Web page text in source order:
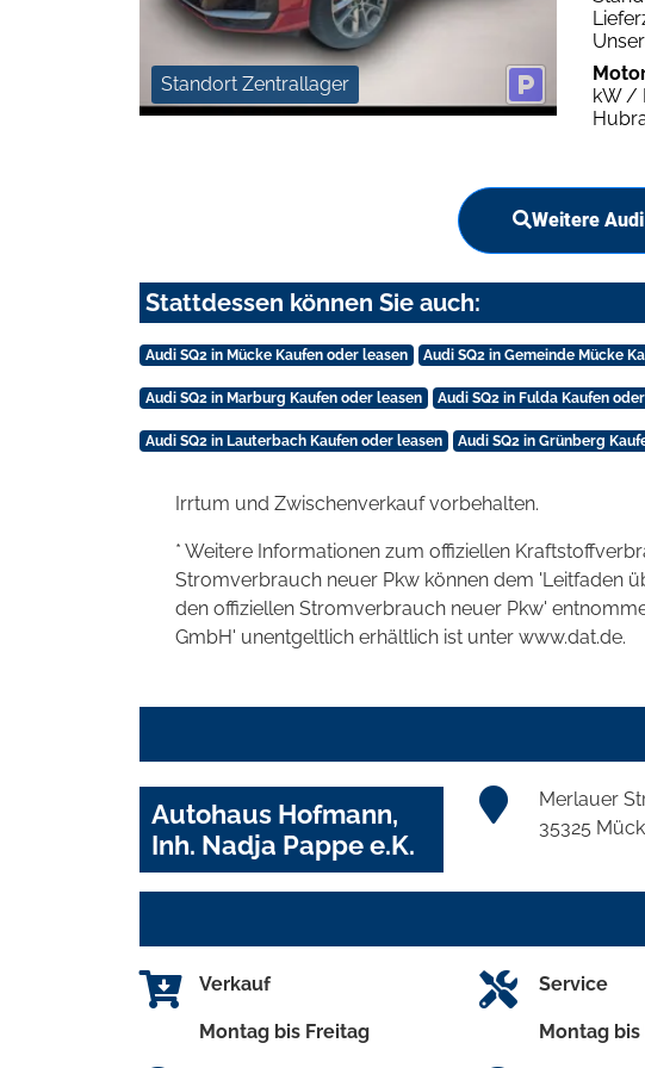
Standort Zentrallager
kW /
Weitere
Stattdessen können Sie auch:
Audi SQ2 in Mücke Kaufen oder leasen Audi SQ2 in Gemeinde Mücke
Audi SQ2 in Marburg Kaufen oder leasen Audi SQ2 in Fulda Kaufen
Audi SQ2 in Lauterbach Kaufen oder leasen Audi SQ2 in Grünberg
Irrtum und Zwischenverkauf vorbehalten.
* Weitere Informationen zum offiziellen
Stromverbrauch neuer Pkw können dem 'Leitfaden
den offiziellen Stromverbrauch neuer Pkw'
GmbH' unentgeltlich erhältlich ist unter www.dat.de.
Autohaus Hofmann,
Inh. Nadja Pappe e.K.
Merlauer
35325
Verkauf
Montag bis Freitag
Service
Montag